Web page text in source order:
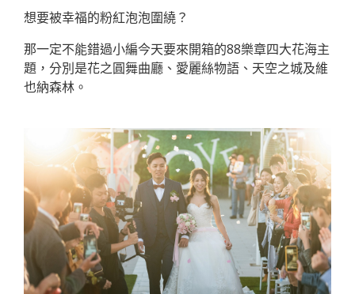
想要被幸福的粉紅泡泡圍繞？
那一定不能錯過小編今天要來開箱的88樂章四大花海主
題，分別是花之圓舞曲廳、愛麗絲物語、天空之城及維
也納森林。